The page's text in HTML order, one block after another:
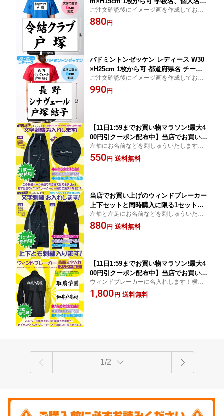
ど文字は自由 書体選べる 文字の高さ6c
m ゲームシャツと同時購入ですぐ試合
ご注文確認後にイメージ画を作成してお送
りしますので、必ずご返信ください！
880円
バドミントンゼッケン レディース W30
×H25cm 1枚から可 都道府県名 チーム
名 個人名等文字自由 書体選べる 文字の
高さ6cm ゲームシャツと同時購入です
ご注文確認後にイメージ画を作成してお送
りしますので、必ずご返信ください！
990円
【11日1:59までお買い物マラソン!最大4
00円引クーポン配布中】当店でお買い上
げのウィンドブレーカーと同時購入に限
る1枚からできる、左袖個人名刺しゅう
左袖にお名前などを刺しゅういたします文
字の大きさ縦1cm程度
550円 送料無料
当店でお買い上げのウィンドブレーカー
上下セットと同時購入に限る1セットか
らできる、「左袖」と「左足」個人名刺
しゅう加工 学校名など文字は自由 書体
左袖と左足にお名前などを刺しゅういたし
ます文字の大きさ縦1cm程度
880円 送料無料
【11日1:59までお買い物マラソン!最大4
00円引クーポン配布中】当店でお買い上
げのウィンドブレーカーと同時購入に限
る! 1枚からできる、背面文字入れプリン
ウィンドブレーカーに名入れします！横27c
mx縦18cm以内
1,800円 送料無料
1/2